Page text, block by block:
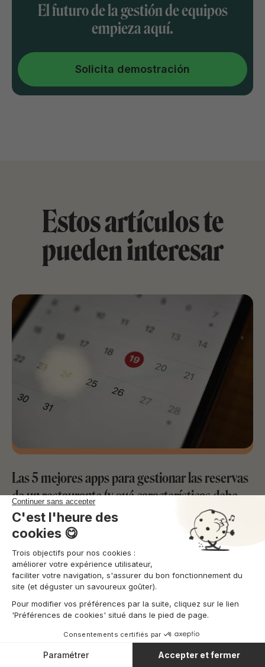
El futuro de la gestión de equipos
empieza aquí.
Solicita demostración
Estos artículos te
pueden interesar
Las 5 mejores apps para gestionar las reservas
de un restaurante (y qué características debe
tener una aplicación de este tipo)
Optimiza tu negocio